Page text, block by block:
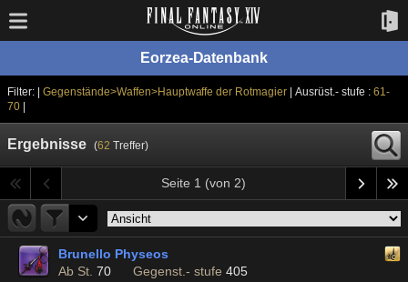
Eorzea-Datenbank
Filter: | Gegenstände>Waffen>Hauptwaffe der Rotmagier | Ausrüst.- stufe : 61-
70|
Ergebnisse (62 Treffer)
Seite 1 (von 2)
Brunello Physeos
Ab St. 70 Gegenst.- stufe 405